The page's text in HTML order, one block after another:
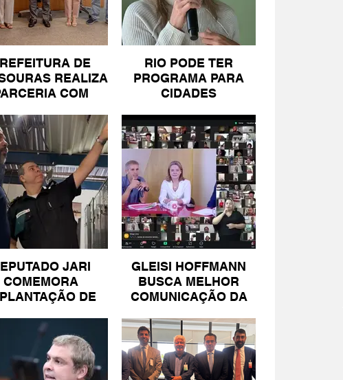
DE
REALIZA
COM
RIO PODE TER
PROGRAMA PARA
CIDADES
JARI
COMEMORA
DE
GLEISI HOFFMANN
BUSCA MELHOR
COMUNICAÇÃO DA